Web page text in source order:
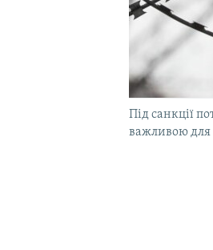
Під санкції
важливою для